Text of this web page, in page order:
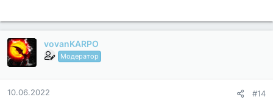
vovanKARPO
Модератор
10.06.2022 #14